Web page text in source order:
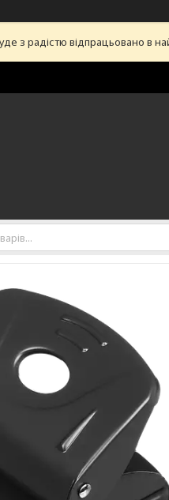
з радістю відпрацьовано в